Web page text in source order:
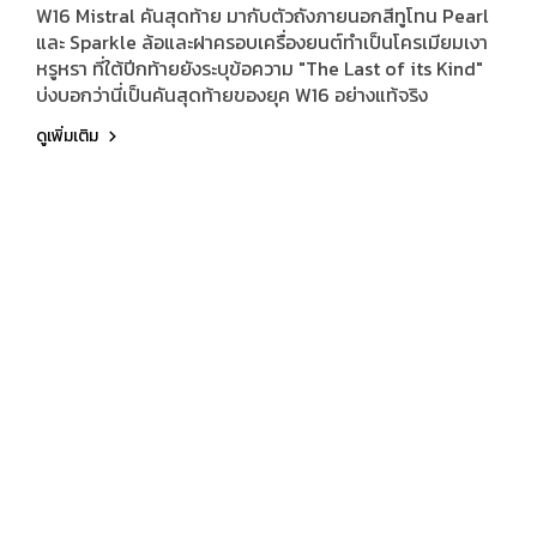
W16 Mistral คันสุดท้าย มากับตัวถังภายนอกสีทูโทน Pearl
และ Sparkle ล้อและฝาครอบเครื่องยนต์ทำเป็นโครเมียมเงา
หรูหรา ที่ใต้ปีกท้ายยังระบุข้อความ "The Last of its Kind"
บ่งบอกว่านี่เป็นคันสุดท้ายของยุค W16 อย่างแท้จริง
ดูเพิ่มเติม